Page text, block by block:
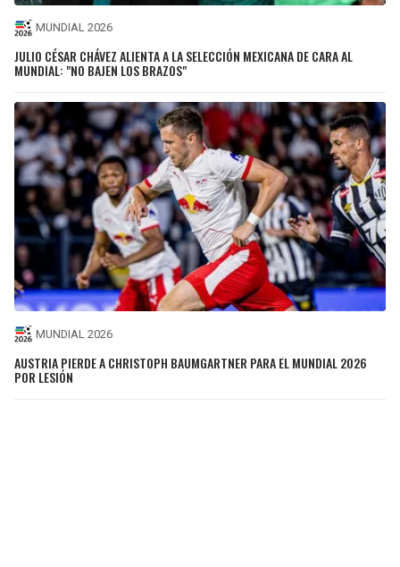
MUNDIAL 2026
JULIO CÉSAR CHÁVEZ ALIENTA A LA SELECCIÓN MEXICANA DE CARA AL
MUNDIAL: "NO BAJEN LOS BRAZOS"
MUNDIAL 2026
AUSTRIA PIERDE A CHRISTOPH BAUMGARTNER PARA EL MUNDIAL 2026
POR LESIÓN